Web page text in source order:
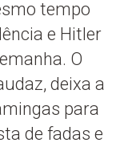
tempo
e Hitler
O
deixa a
para
de fadas e